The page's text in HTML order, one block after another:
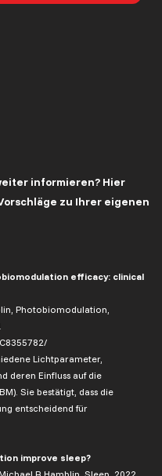
informieren? Hier
zu Ihrer eigenen
efficacy: clinical
Photobiomodulation,
Lichtparameter,
deren Einfluss auf die
Sie bestätigt, dass die
entscheidend für
improve sleep?